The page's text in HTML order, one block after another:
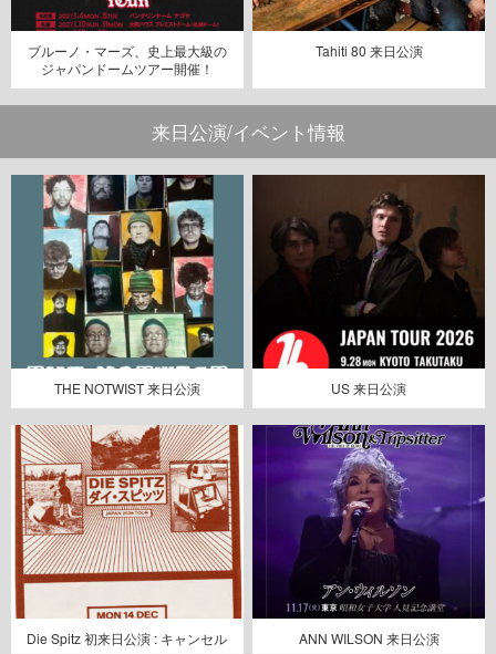
ブルーノ・マーズ、史上最大級の
ジャパンドームツアー開催！
Tahiti 80 来日公演
来日公演/イベント情報
THE NOTWIST 来日公演 US 来日公演
Die Spitz 初来日公演 : キャンセル ANN WILSON 来日公演